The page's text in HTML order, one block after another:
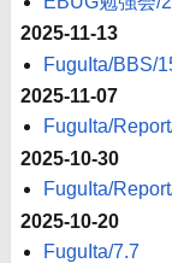
2025-11-13
FuguIta/BBS/
2025-11-07
FuguIta/
2025-10-30
FuguIta/
2025-10-20
FuguIta/7.7